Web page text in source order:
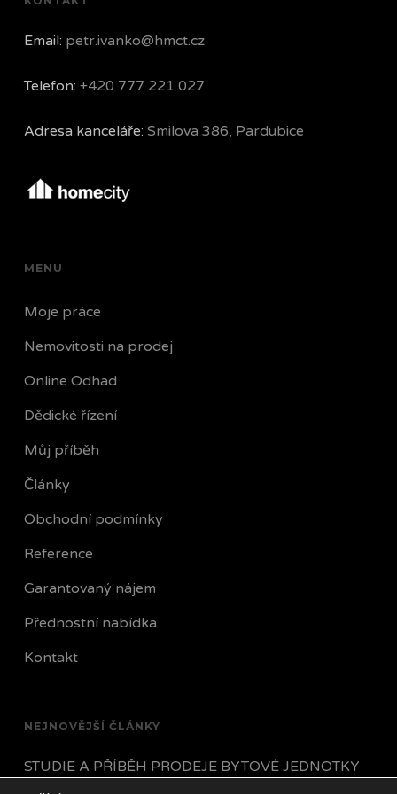
Email: petr.ivanko@hmct.cz
Telefon: +420 777 221 027
Adresa kanceláře: Smilova 386, Pardubice
MENU
Moje práce
Nemovitosti na prodej
Online Odhad
Dědické řízení
Můj příběh
Články
Obchodní podmínky
Reference
Garantovaný nájem
Přednostní nabídka
Kontakt
NEJNOVĚJŠÍ ČLÁNKY
STUDIE A PŘÍBĚH PRODEJE BYTOVÉ JEDNOTKY